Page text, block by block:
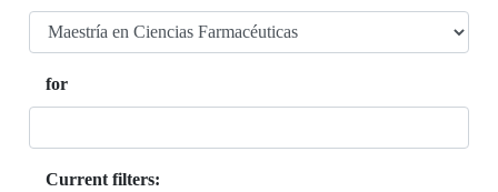
for
Current filters: